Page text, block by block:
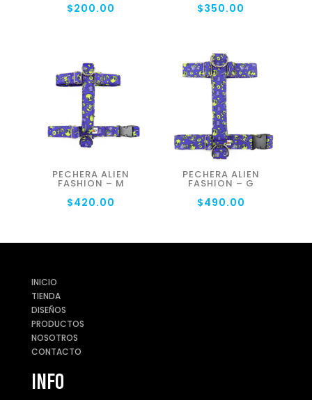
$200.00 $350.00
PECHERA ALIEN
FASHION – M
$420.00
PECHERA ALIEN
FASHION – G
$490.00
INICIO
TIENDA
DISEÑOS
PRODUCTOS
NOSOTROS
CONTACTO
INFO